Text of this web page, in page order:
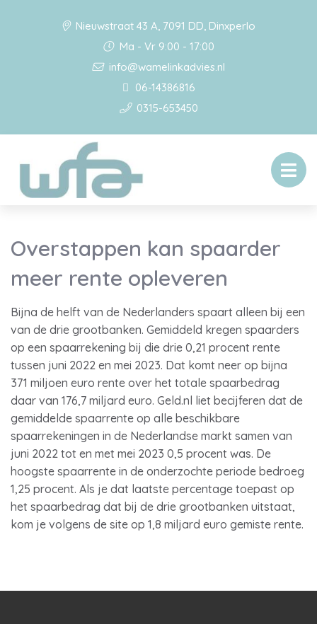
Nieuwstraat 43 A, 7091 DD, Dinxperlo
Ma - Vr 9:00 - 17:00
info@wamelinkadvies.nl
06-14386816
0315-653450
Overstappen kan spaarder
meer rente opleveren
Bijna de helft van de Nederlanders spaart alleen bij een
van de drie grootbanken. Gemiddeld kregen spaarders
op een spaarrekening bij die drie 0,21 procent rente
tussen juni 2022 en mei 2023. Dat komt neer op bijna
371 miljoen euro rente over het totale spaarbedrag
daar van 176,7 miljard euro. Geld.nl liet becijferen dat de
gemiddelde spaarrente op alle beschikbare
spaarrekeningen in de Nederlandse markt samen van
juni 2022 tot en met mei 2023 0,5 procent was. De
hoogste spaarrente in de onderzochte periode bedroeg
1,25 procent. Als je dat laatste percentage toepast op
het spaarbedrag dat bij de drie grootbanken uitstaat,
kom je volgens de site op 1,8 miljard euro gemiste rente.